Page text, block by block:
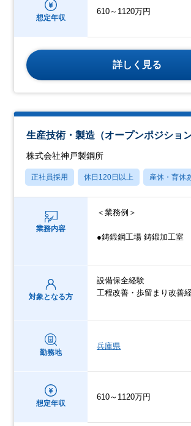
想定年収
610～1120万円
詳しく見る
生産技術・製造（オープンポジション
株式会社神戸製鋼所
正社員採用 休日120日以上 産休・育休
業務内容
＜業務例＞
●鋳鍛鋼工場 鋳鍛加工室
対象となる方
設備保全経験
工程改善・歩留まり改善
勤務地
兵庫県
想定年収
610～1120万円